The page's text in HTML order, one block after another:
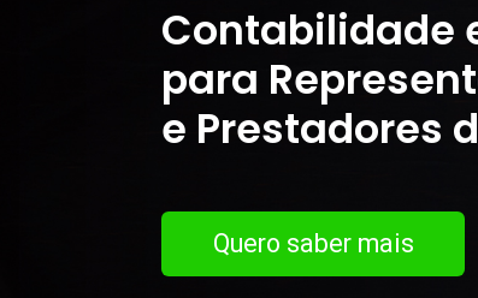
Contabilidade
para
e Prestadores
Quero saber mais